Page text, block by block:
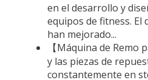
en el desarrollo y
equipos de fitness. El
han mejorado...
【Máquina de Remo
y las piezas de
constantemente en